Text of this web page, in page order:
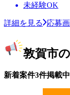
未経験OK
詳細を見る 応募
敦賀市
新着案件3件掲載中